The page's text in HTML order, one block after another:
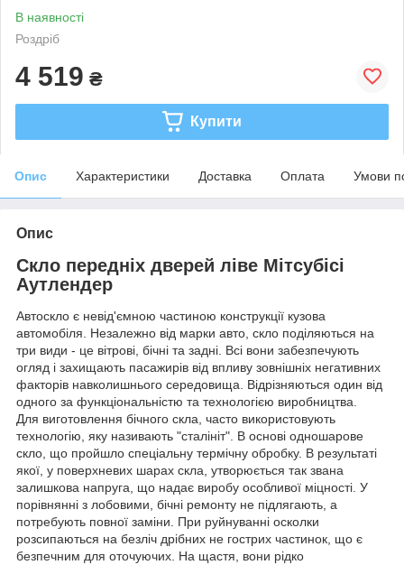
В наявності
Роздріб
4 519 ₴
Купити
Опис Характеристики Доставка Оплата Умови
Опис
Скло передніх дверей ліве Мітсубісі
Аутлендер
Автоскло є невід'ємною частиною конструкції кузова
автомобіля. Незалежно від марки авто, скло поділяються на
три види - це вітрові, бічні та задні. Всі вони забезпечують
огляд і захищають пасажирів від впливу зовнішніх негативних
факторів навколишнього середовища. Відрізняються один від
одного за функціональністю та технологією виробництва.
Для виготовлення бічного скла, часто використовують
технологію, яку називають "сталініт". В основі одношарове
скло, що пройшло спеціальну термічну обробку. В результаті
якої, у поверхневих шарах скла, утворюється так звана
залишкова напруга, що надає виробу особливої міцності. У
порівнянні з лобовими, бічні ремонту не підлягають, а
потребують повної заміни. При руйнуванні осколки
розсипаються на безліч дрібних не гострих частинок, що є
безпечним для оточуючих. На щастя, вони рідко